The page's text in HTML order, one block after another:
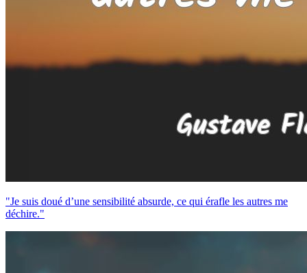
"Je suis doué d’une sensibilité absurde, ce qui érafle les autres me
déchire."